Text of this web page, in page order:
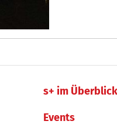
s+ im Überblick
Events